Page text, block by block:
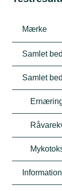
Mærke
Samlet
Samlet